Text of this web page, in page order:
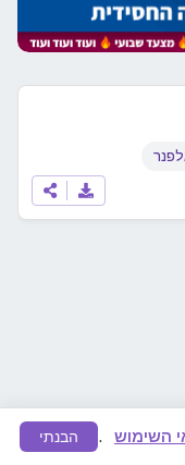
השימוש . הבנתי
ונפעל להסרה מיידית.